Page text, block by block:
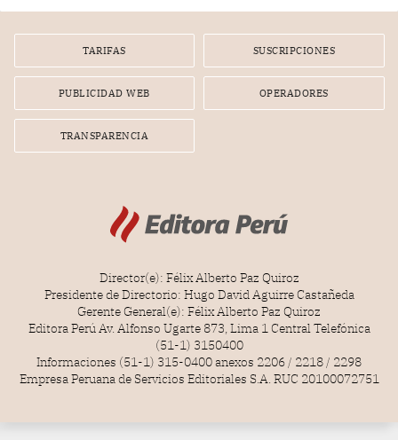
por la frustrada realización de un meet and greet con
TARIFAS SUSCRIPCIONES
PUBLICIDAD WEB OPERADORES
TRANSPARENCIA
Director(e): Félix Alberto Paz Quiroz
Presidente de Directorio: Hugo David Aguirre Castañeda
Gerente General(e): Félix Alberto Paz Quiroz
Editora Perú Av. Alfonso Ugarte 873, Lima 1 Central Telefónica
(51-1) 3150400
Informaciones (51-1) 315-0400 anexos 2206 / 2218 / 2298
Empresa Peruana de Servicios Editoriales S.A. RUC 20100072751